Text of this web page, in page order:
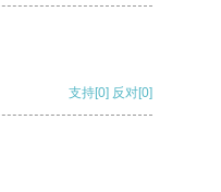
支持[0] 反对[0]